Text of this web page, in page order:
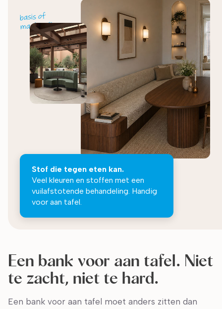
basis of
maatwerk
Stof die tegen eten kan.
Veel kleuren en stoffen met een
vuilafstotende behandeling. Handig
voor aan tafel.
Een bank voor aan tafel. Niet
te zacht, niet te hard.
Een bank voor aan tafel moet anders zitten dan